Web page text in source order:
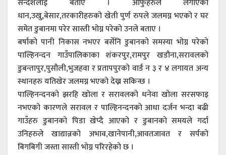
सन्देशलाई बताए । आफुहरुले लगाएको
धान,उखु,बेसार,तरकारीहरुको खेती पुर्ण रुपले जलमग्न भएको र घर
समेत डुबानमा परेर सास्ती भोग्न परेको उनले बताए ।
बर्षाको पानी निकास नभएर बर्सेनि डुबानको समस्या भोग्न परेको
पाल्हिनन्दन गाउँपालिकाका शंकरपुर,रामपुर खडौना,सरावलको
डुबन्तापुर,पुसौली,भुजहवा र प्रतापपुरको वार्ड न ३ र ४ लगायत अन्य
स्थानहरु यतिखेर जलमग्न भएको देख्न सकिन्छ ।
पाल्हिनन्दनको झरहि खोला र सरावलको धनेवा खोला सरसफाइ
नभएको कारणले सरावल र पाल्हिनन्दनको आधा दर्जन भन्दा बढी
गाउँहरु डुबानको पिडा खेप्दै आएको र डुबानको समयले गर्दा
उनिहरुले खाद्यान्नको अभाव,खानेपानी,आवतजावत र सर्पको
बिगबिगी जस्ता सास्ती भोग्न परिरहेको छ ।